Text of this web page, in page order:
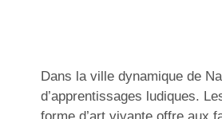
Dans la ville dynamique de
d’apprentissages ludiques.